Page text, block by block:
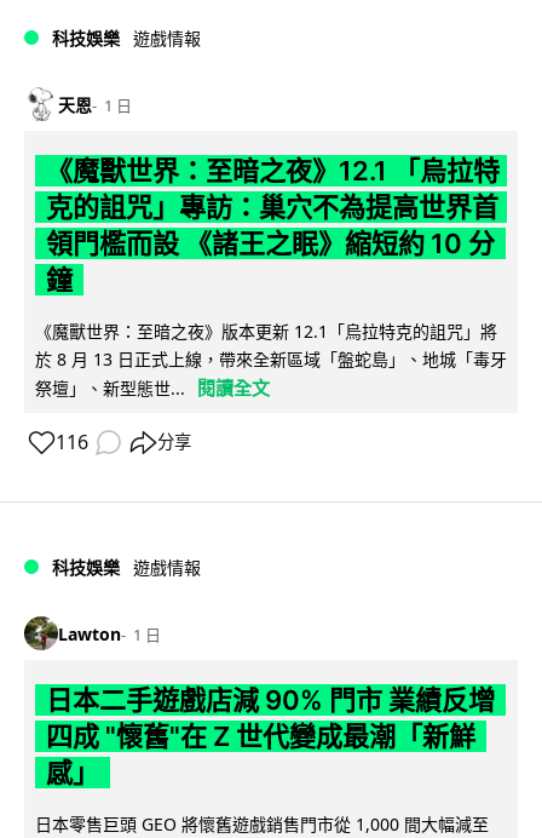
科技娛樂 遊戲情報
天恩 1 日
《魔獸世界：至暗之夜》12.1 「烏拉特
克的詛咒」專訪：巢穴不為提高世界首
領門檻而設 《諸王之眠》縮短約 10 分
鐘
《魔獸世界：至暗之夜》版本更新 12.1「烏拉特克的詛咒」將
於 8 月 13 日正式上線，帶來全新區域「盤蛇島」、地城「毒牙
祭壇」、新型態世...
閱讀全文
116 分享
科技娛樂 遊戲情報
Lawton 1 日
日本二手遊戲店減 90% 門市 業績反增
四成 "懷舊"在 Z 世代變成最潮「新鮮
感」
日本零售巨頭 GEO 將懷舊遊戲銷售門市從 1,000 間大幅減至